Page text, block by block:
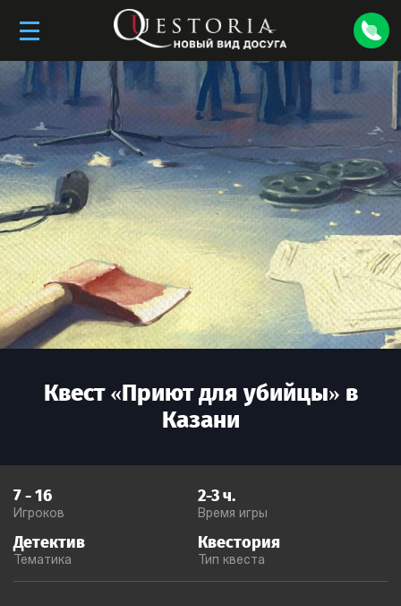
Квест «Приют для убийцы» в
Казани
7-16
Игроков
2-3ч.
Время игры
Детектив
Тематика
Квестория
Тип квеста